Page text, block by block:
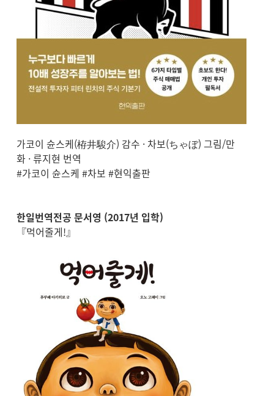
가코이 슌스케(栫井駿介) 감수 · 차보(ちゃぼ) 그림/만
화 · 류지현 번역
#가코이 슌스케 #차보 #현익출판
한일번역전공 문서영 (2017년 입학)
『먹어줄게!』